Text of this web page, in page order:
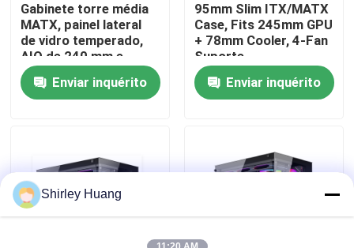
Contacte-nos
Notícias
Solicite um orçamento
Teclado e rato prendidos de computador
Gabinete torre média
MATX, painel lateral
de vidro temperado,
AIO de 240 mm e
suporte para GPU de
300 mmEnviar inquérito
95mm Slim ITX/MATX
Case, Fits 245mm GPU
+ 78mm Cooler, 4-Fan
Suporte
Enviar inquérito
Shirley Huang